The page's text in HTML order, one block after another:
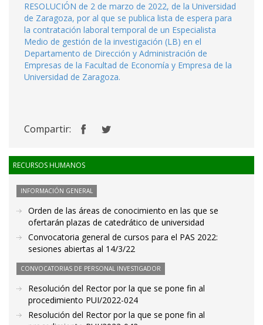
RESOLUCIÓN de 2 de marzo de 2022, de la Universidad
de Zaragoza, por al que se publica lista de espera para
la contratación laboral temporal de un Especialista
Medio de gestión de la investigación (LB) en el
Departamento de Dirección y Administración de
Empresas de la Facultad de Economía y Empresa de la
Universidad de Zaragoza.
Compartir:
RECURSOS HUMANOS
INFORMACIÓN GENERAL
Orden de las áreas de conocimiento en las que se
ofertarán plazas de catedrático de universidad
Convocatoria general de cursos para el PAS 2022:
sesiones abiertas al 14/3/22
CONVOCATORIAS DE PERSONAL INVESTIGADOR
Resolución del Rector por la que se pone fin al
procedimiento PUI/2022-024
Resolución del Rector por la que se pone fin al